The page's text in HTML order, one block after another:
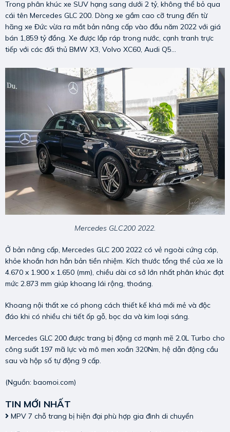
Trong phân khúc xe SUV hạng sang dưới 2 tỷ, không thể bỏ qua
cái tên Mercedes GLC 200. Dòng xe gầm cao cỡ trung đến từ
hãng xe Đức vừa ra mắt bản nâng cấp vào đầu năm 2022 với giá
bán 1,859 tỷ đồng. Xe được lắp ráp trong nước, cạnh tranh trực
tiếp với các đối thủ BMW X3, Volvo XC60, Audi Q5...
Mercedes GLC200 2022.
Ở bản nâng cấp, Mercedes GLC 200 2022 có vẻ ngoài cứng cáp,
khỏe khoắn hơn hẳn bản tiền nhiệm. Kích thước tổng thể của xe là
4.670 x 1.900 x 1.650 (mm), chiều dài cơ sở lớn nhất phân khúc đạt
mức 2.873 mm giúp khoang lái rộng, thoáng.
Khoang nội thất xe có phong cách thiết kế khá mới mẻ và độc
đáo khi có nhiều chi tiết ốp gỗ, bọc da và kim loại sáng.
Mercedes GLC 200 được trang bị động cơ mạnh mẽ 2.0L Turbo cho
công suất 197 mã lực và mô men xoắn 320Nm, hệ dẫn động cầu
sau và hộp số tự động 9 cấp.
(Nguồn: baomoi.com)
TIN MỚI NHẤT
MPV 7 chỗ trang bị hiện đại phù hợp gia đình di chuyển